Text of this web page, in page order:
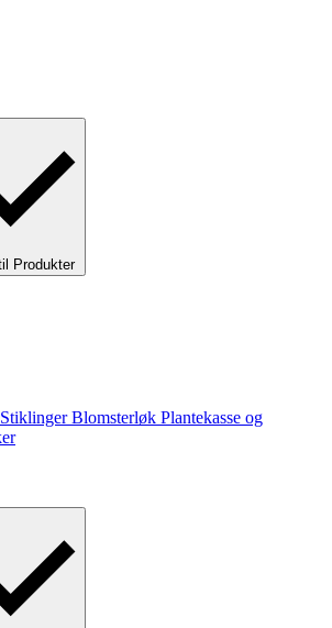
Produkter
StiklingerBlomsterløk Plantekasse og